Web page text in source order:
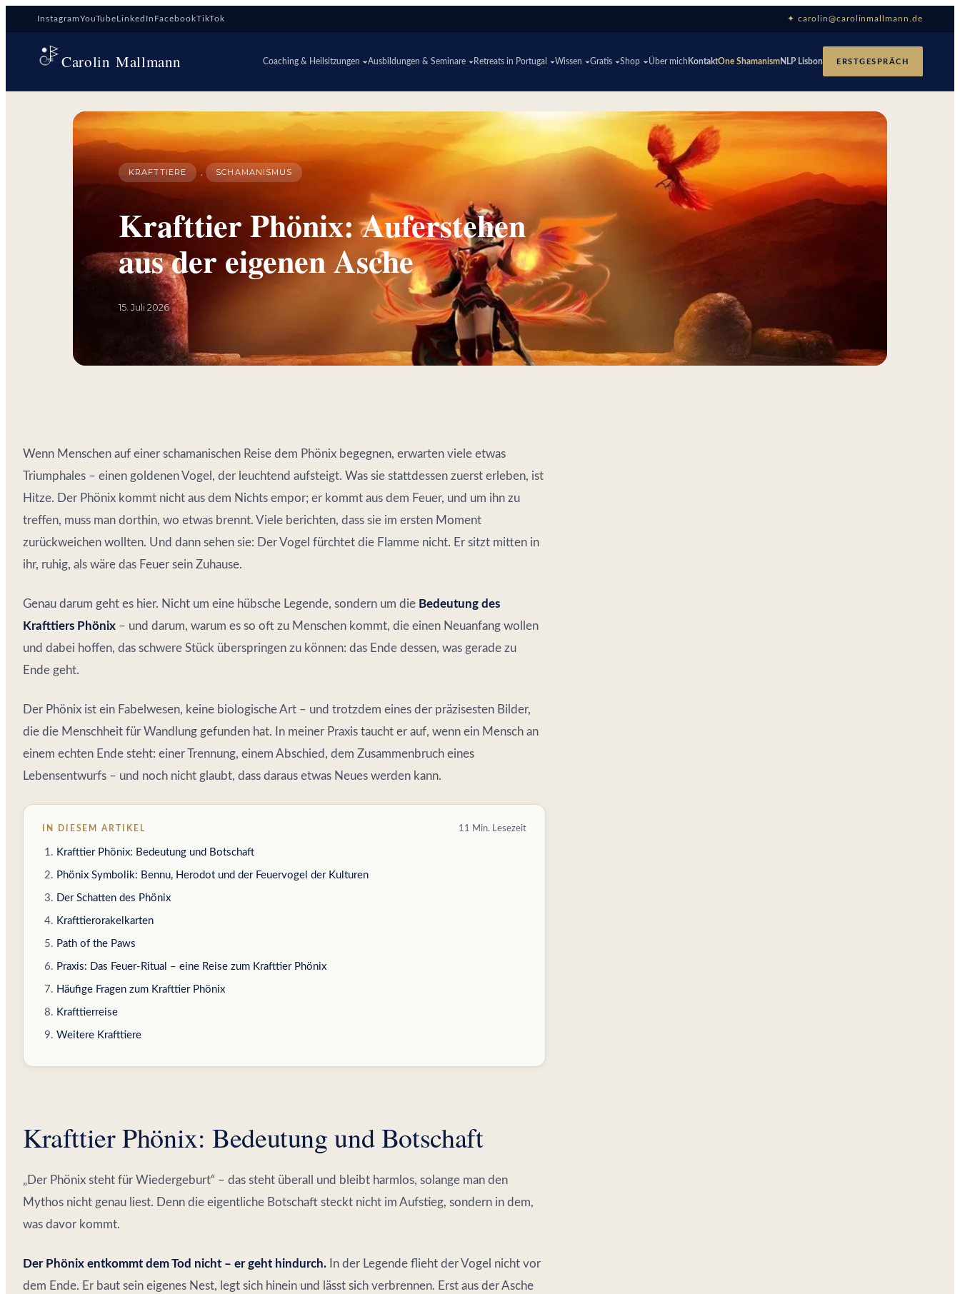
Inhalt
springen
InstagramYouTubeLinkedIn FacebookTikTok ✦ carolin@carolinmallmann.de
Carolin Mallmann Coaching & Heilsitzungen Ausbildungen & Seminare Retreats in Portugal Wissen Gratis Shop Über mich KontaktOne ShamanismNLP Lisbon ERSTGESPRÄCH
KRAFTTIERE , SCHAMANISMUS
Krafttier Phönix: Auferstehen
aus der eigenen Asche
15. Juli 2026
Wenn Menschen auf einer schamanischen Reise dem Phönix begegnen, erwarten viele etwas
Triumphales – einen goldenen Vogel, der leuchtend aufsteigt. Was sie stattdessen zuerst erleben, ist
Hitze. Der Phönix kommt nicht aus dem Nichts empor; er kommt aus dem Feuer, und um ihn zu
treffen, muss man dorthin, wo etwas brennt. Viele berichten, dass sie im ersten Moment
zurückweichen wollten. Und dann sehen sie: Der Vogel fürchtet die Flamme nicht. Er sitzt mitten in
ihr, ruhig, als wäre das Feuer sein Zuhause.
Genau darum geht es hier. Nicht um eine hübsche Legende, sondern um die Bedeutung des
Krafttiers Phönix – und darum, warum es so oft zu Menschen kommt, die einen Neuanfang wollen
und dabei hoffen, das schwere Stück überspringen zu können: das Ende dessen, was gerade zu
Ende geht.
Der Phönix ist ein Fabelwesen, keine biologische Art – und trotzdem eines der präzisesten Bilder,
die die Menschheit für Wandlung gefunden hat. In meiner Praxis taucht er auf, wenn ein Mensch an
einem echten Ende steht: einer Trennung, einem Abschied, dem Zusammenbruch eines
Lebensentwurfs – und noch nicht glaubt, dass daraus etwas Neues werden kann.
IN DIESEM ARTIKEL 11 Min. Lesezeit
Krafttier Phönix: Bedeutung und Botschaft
Phönix Symbolik: Bennu, Herodot und der Feuervogel der Kulturen
Der Schatten des Phönix
Krafttierorakelkarten
Path of the Paws
Praxis: Das Feuer-Ritual – eine Reise zum Krafttier Phönix
Häufige Fragen zum Krafttier Phönix
Krafttierreise
Weitere Krafttiere
Krafttier Phönix: Bedeutung und Botschaft
„Der Phönix steht für Wiedergeburt“ – das steht überall und bleibt harmlos, solange man den
Mythos nicht genau liest. Denn die eigentliche Botschaft steckt nicht im Aufstieg, sondern in dem,
was davor kommt.
Der Phönix entkommt dem Tod nicht – er geht hindurch. In der Legende flieht der Vogel nicht vor
dem Ende. Er baut sein eigenes Nest, legt sich hinein und lässt sich verbrennen. Erst aus der Asche